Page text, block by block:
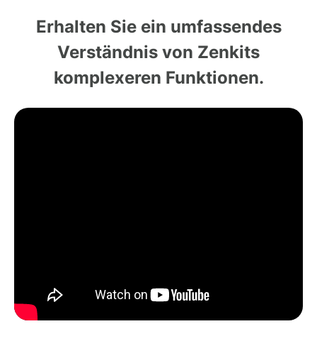
Erhalten Sie ein umfassendes
Verständnis von Zenkits
komplexeren Funktionen.